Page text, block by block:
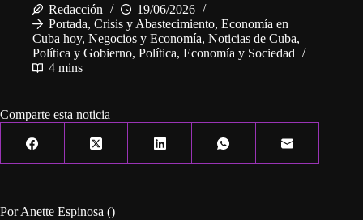
Redacción
19/06/2026
Portada, Crisis y Abastecimiento, Economía en
Cuba hoy, Negocios y Economía, Noticias de Cuba,
Política y Gobierno, Política, Economía y Sociedad
4 mins
Comparte esta noticia
Por Anette Espinosa ()